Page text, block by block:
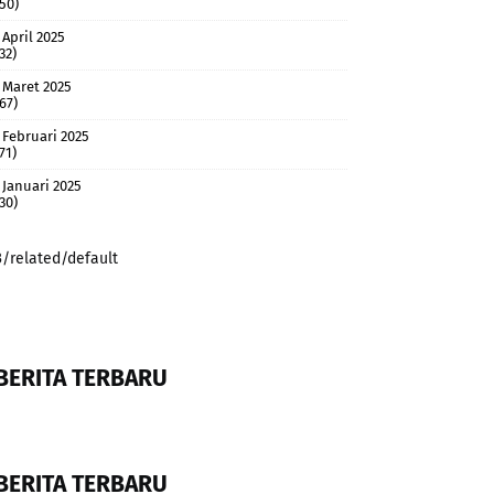
April 2025
Maret 2025
Februari 2025
Januari 2025
related/default
TERBARU
TERBARU